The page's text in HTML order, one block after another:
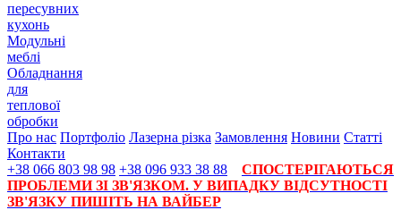
пересувних
кухонь
Модульні
меблі
Обладнання
для
теплової
обробки
Про нас Портфоліо Лазерна різка Замовлення Новини Статті
Контакти
+38 066 803 98 98 +38 096 933 38 88
СПОСТЕРІГАЮТЬСЯ
ПРОБЛЕМИ ЗІ ЗВ'ЯЗКОМ. У ВИПАДКУ ВІДСУТНОСТІ
ЗВ'ЯЗКУ ПИШІТЬ НА ВАЙБЕР